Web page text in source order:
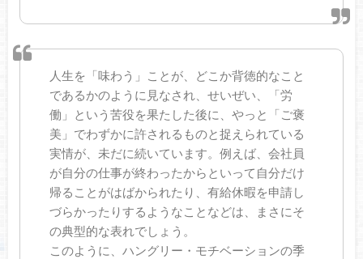
人生を「味わう」ことが、どこか背徳的なこと
であるかのように見なされ、せいぜい、「労
働」という苦役を果たした後に、やっと「ご褒
美」でわずかに許されるものと捉えられている
実情が、未だに続いています。例えば、会社員
が自分の仕事が終わったからといって自分だけ
帰ることがはばかられたり、有給休暇を申請し
づらかったりするようなことなどは、まさにそ
の典型的な表れでしょう。
このように、ハングリー・モチベーションの季